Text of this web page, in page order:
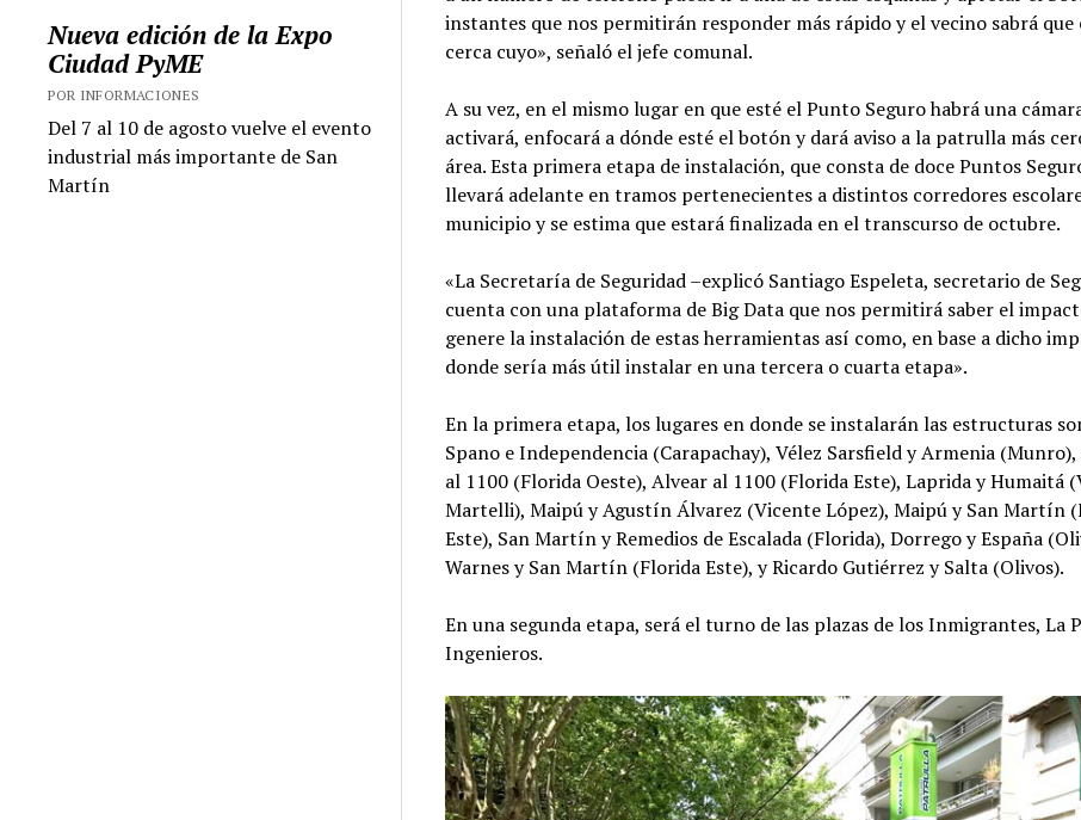
Nueva edición de la Expo
Ciudad PyME
POR INFORMACIONES
Del 7 al 10 de agosto vuelve el evento
industrial más importante de San
Martín
instantes que nos permitirán responder más rápido y el vecino sabrá que
cerca cuyo», señaló el jefe comunal.
A su vez, en el mismo lugar en que esté el Punto Seguro habrá una
activará, enfocará a dónde esté el botón y dará aviso a la patrulla más
área. Esta primera etapa de instalación, que consta de doce Puntos
llevará adelante en tramos pertenecientes a distintos corredores
municipio y se estima que estará finalizada en el transcurso de octubre.
«La Secretaría de Seguridad –explicó Santiago Espeleta, secretario de
cuenta con una plataforma de Big Data que nos permitirá saber el
genere la instalación de estas herramientas así como, en base a dicho
donde sería más útil instalar en una tercera o cuarta etapa».
En la primera etapa, los lugares en donde se instalarán las estructuras
Spano e Independencia (Carapachay), Vélez Sarsfield y Armenia (Munro),
al 1100 (Florida Oeste), Alvear al 1100 (Florida Este), Laprida y Humaitá
Martelli), Maipú y Agustín Álvarez (Vicente López), Maipú y San Martín
Este), San Martín y Remedios de Escalada (Florida), Dorrego y España
Warnes y San Martín (Florida Este), y Ricardo Gutiérrez y Salta (Olivos).
En una segunda etapa, será el turno de las plazas de los Inmigrantes, La
Ingenieros.